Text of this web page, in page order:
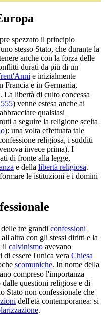
spezzato il principio
stesso Stato, che durante la
anche con la forza delle
durati da più di un
e inizialmente
Francia e in Germania,
La libertà di culto concessa
) venne estesa anche ai
qualsiasi
a seguire la religione scelta
): una volta effettuata tale
religiosa, i sudditi
invece prima). I
di fronte alla legge,
e della libertà religiosa.
le istituzioni e i domini
tre grandi confessioni
con gli stessi diritti e la
il calvinismo avevano
di essere l'unica vera Chiesa
scomuniche. In nome della
compreso l'importanza
questioni religiose e di
Stato non confessionale che
dell'età contemporanea: si
.